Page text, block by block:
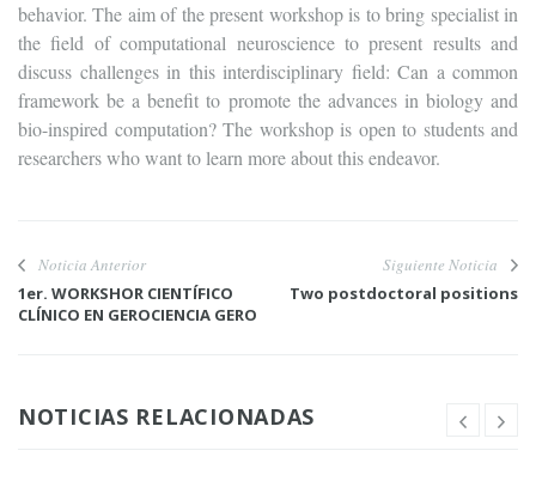
behavior. The aim of the present workshop is to bring specialist in
the field of computational neuroscience to present results and
discuss challenges in this interdisciplinary field: Can a common
framework be a benefit to promote the advances in biology and
bio-inspired computation? The workshop is open to students and
researchers who want to learn more about this endeavor.
Noticia Anterior
1er. WORKSHOR CIENTÍFICO
CLÍNICO EN GEROCIENCIA GERO
Siguiente Noticia
Two postdoctoral positions
NOTICIAS RELACIONADAS